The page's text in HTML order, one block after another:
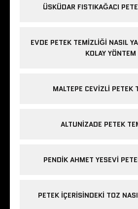
ÜSKÜDAR FISTIKAĞACI
EVDE PETEK TEMIZLIĞI NASIL
KOLAY YÖNTEM
MALTEPE CEVIZLI PETEK
ALTUNIZADE PETEK
PENDIK AHMET YESEVI
PETEK IÇERISINDEKI TOZ